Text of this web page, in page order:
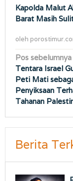
Kapolda Malut
Barat Masih
oleh
Navigasi
pos
Pos sebelumnya
Tentara Israel
Peti Mati
Penyiksaan
Tahanan
Berita